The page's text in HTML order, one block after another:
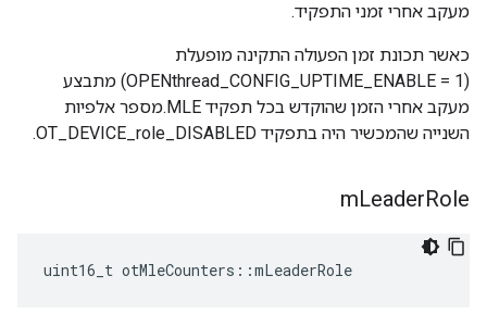
מעקב אחרי זמני התפקיד.
כאשר תכונת זמן הפעולה התקינה מופעלת
(OPENthread_CONFIG_UPTIME_ENABLE = 1) מתבצע
מעקב אחרי הזמן שהוקדש בכל תפקיד MLE.מספר אלפיות
השנייה שהמכשיר היה בתפקיד OT_DEVICE_role_DISABLED.
mLeaderRole
uint16_t otMleCounters ::mLeaderRole